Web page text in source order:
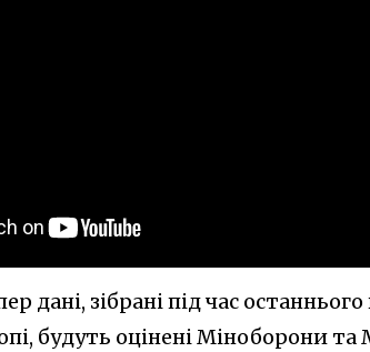
дані, зібрані під час
будуть оцінені Міноборони